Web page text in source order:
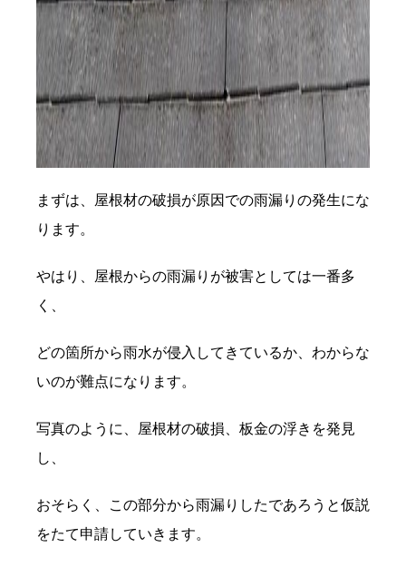
まずは、屋根材の破損が原因での雨漏りの発生にな
ります。
やはり、屋根からの雨漏りが被害としては一番多
く、
どの箇所から雨水が侵入してきているか、わからな
いのが難点になります。
写真のように、屋根材の破損、板金の浮きを発見
し、
おそらく、この部分から雨漏りしたであろうと仮説
をたて申請していきます。